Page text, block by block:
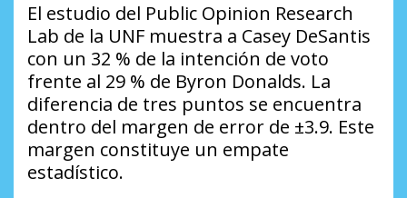
El estudio del Public Opinion Research
Lab de la UNF muestra a Casey DeSantis
con un 32 % de la intención de voto
frente al 29 % de Byron Donalds. La
diferencia de tres puntos se encuentra
dentro del margen de error de ±3.9. Este
margen constituye un empate
estadístico.